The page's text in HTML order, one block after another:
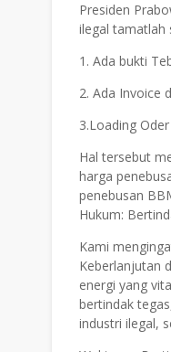
Presiden
ilegal tamatlah
1. Ada bukti
2. Ada Invoice
3.Loading
Hal tersebut
harga
penebusan
Hukum:
Kami
Keberlanjutan
energi yang
bertindak
industri ilegal,